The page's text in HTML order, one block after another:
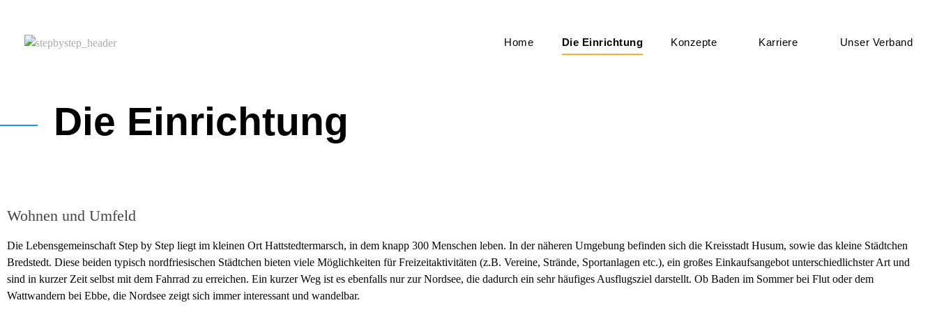
Home Die Einrichtung Konzepte Karriere Unser Verband
Die Einrichtung
Wohnen und Umfeld
Die Lebensgemeinschaft Step by Step liegt im kleinen Ort Hattstedtermarsch, in dem knapp 300 Menschen leben. In der näheren Umgebung befinden sich die Kreisstadt Husum, sowie das kleine Städtchen
Bredstedt. Diese beiden typisch nordfriesischen Städtchen bieten viele Möglichkeiten für Freizeitaktivitäten (z.B. Vereine, Strände, Sportanlagen etc.), ein großes Einkaufsangebot unterschiedlichster Art und
sind in kurzer Zeit selbst mit dem Fahrrad zu erreichen. Ein kurzer Weg ist es ebenfalls nur zur Nordsee, die dadurch ein sehr häufiges Ausflugsziel darstellt. Ob Baden im Sommer bei Flut oder dem
Wattwandern bei Ebbe, die Nordsee zeigt sich immer interessant und wandelbar.